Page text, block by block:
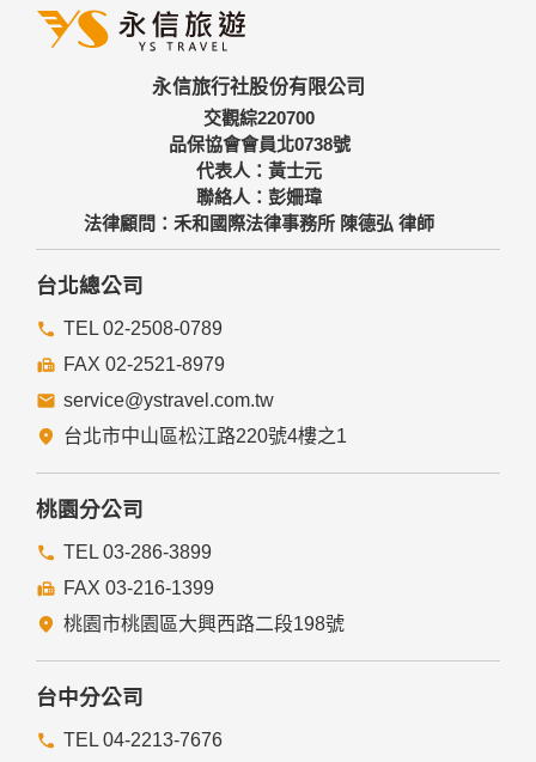
永信旅行社股份有限公司
交觀綜220700
品保協會會員北0738號
代表人：黃士元
聯絡人：彭姍瑋
法律顧問：禾和國際法律事務所 陳德弘 律師
台北總公司
TEL 02-2508-0789
FAX 02-2521-8979
service@ystravel.com.tw
台北市中山區松江路220號4樓之1
桃園分公司
TEL 03-286-3899
FAX 03-216-1399
桃園市桃園區大興西路二段198號
台中分公司
TEL 04-2213-7676